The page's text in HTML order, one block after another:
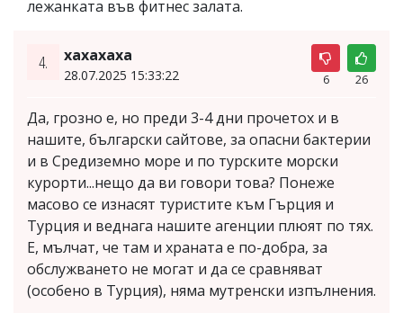
лежанката във фитнес залата.
4. хахахаха
28.07.2025 15:33:22 6 26
Да, грозно е, но преди 3-4 дни прочетох и в
нашите, български сайтове, за опасни бактерии
и в Средиземно море и по турските морски
курорти...нещо да ви говори това? Понеже
масово се изнасят туристите към Гърция и
Турция и веднага нашите агенции плюят по тях.
Е, мълчат, че там и храната е по-добра, за
обслужването не могат и да се сравняват
(особено в Турция), няма мутренски изпълнения.